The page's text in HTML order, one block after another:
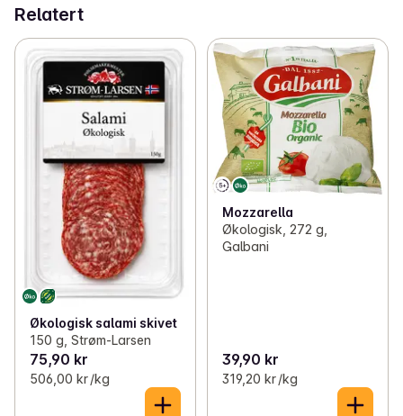
Relatert
Økologisk salami skivet
150 g, Strøm-Larsen
75,90 kr
506,00 kr /kg
Mozzarella
Økologisk, 272 g,
Galbani
39,90 kr
319,20 kr /kg